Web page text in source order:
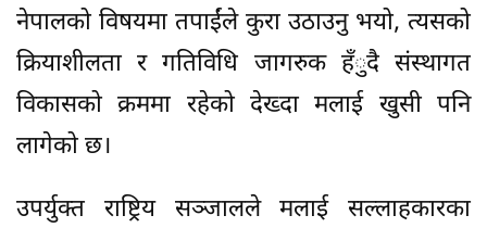
नेपालको विषयमा तपाईंले कुरा उठाउनु भयो, त्यसको
क्रियाशीलता र गतिविधि जागरुक हँुदै संस्थागत
विकासको क्रममा रहेको देख्दा मलाई खुसी पनि
लागेको छ।
उपर्युक्त राष्ट्रिय सञ्जालले मलाई सल्लाहकारका